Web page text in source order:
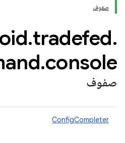
صفوف
.tradefed.
.console
صفوف
ConfigCompleter